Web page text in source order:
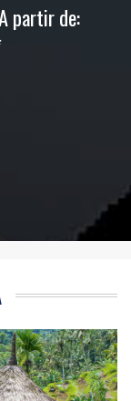
partir de: